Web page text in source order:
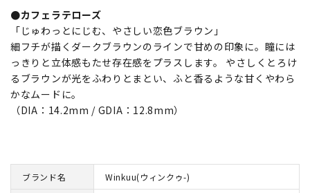
●カフェラテローズ
「じゅわっとにじむ、やさしい恋色ブラウン」
細フチが描くダークブラウンのラインで甘めの印象に。瞳には
っきりと立体感もたせ存在感をプラスします。 やさしくとろけ
るブラウンが光をふわりとまとい、ふと香るような甘くやわら
かなムードに。
（DIA：14.2mm / GDIA：12.8mm）
ブランド名 Winkuu(ウィンクゥ-)